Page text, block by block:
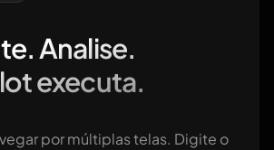
Analise.
executa.
por múltiplas telas. Digite o